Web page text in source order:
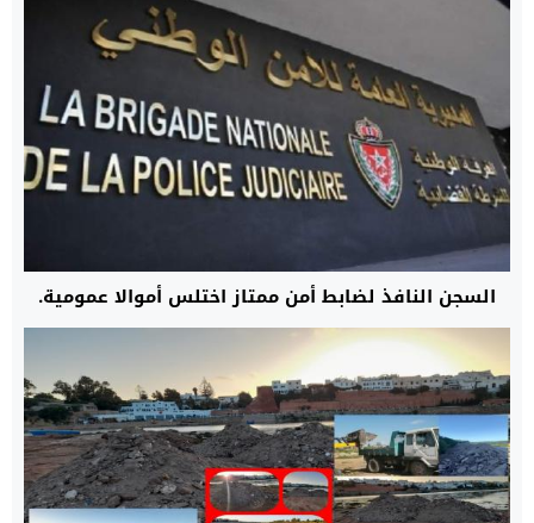
السجن النافذ لضابط أمن ممتاز اختلس أموالا عمومية.